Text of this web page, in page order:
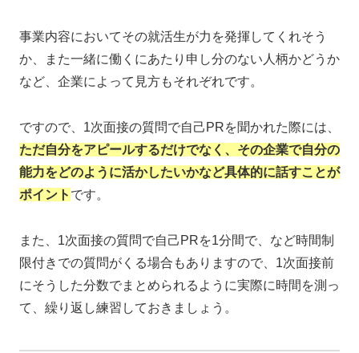
事業内容においてその就活生が力を発揮してくれそう
か、また一緒に働くにあたり申し分のない人柄かどうか
など、企業によって見方もそれぞれです。
ですので、1次面接の質問で自己PRを聞かれた際には、
ただ自分をアピールするだけでなく、その企業で自分の
能力をどのように活かしたいかなど具体的に話すことが
ポイント です。
また、1次面接の質問で自己PRを1分間で、など時間制
限付きでの質問がくる場合もありますので、1次面接前
にそうした分数でまとめられるように実際に時間を測っ
て、繰り返し練習しておきましょう。